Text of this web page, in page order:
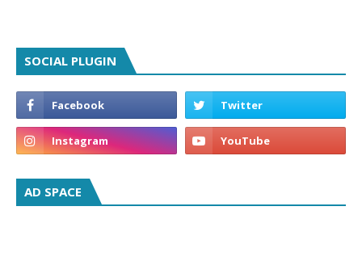
SOCIAL PLUGIN
AD SPACE